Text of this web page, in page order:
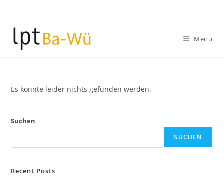
springen
Menü
Es konnte leider nichts gefunden werden.
Suchen
SUCHEN
Recent Posts